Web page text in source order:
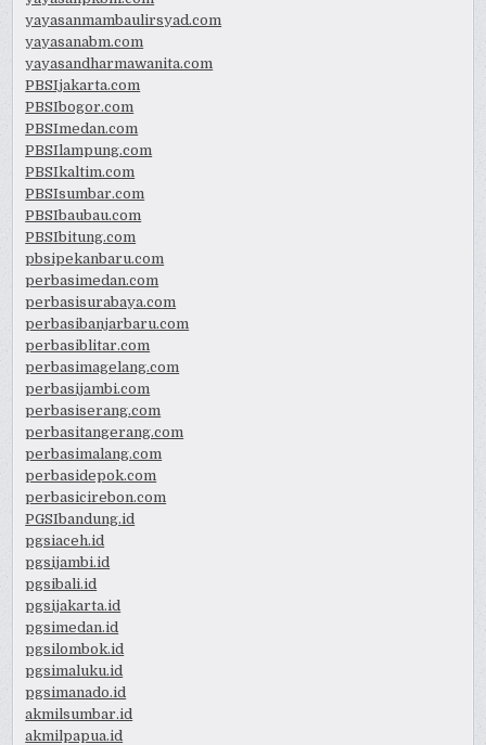
yayasanmambaulirsyad.com
yayasanabm.com
yayasandharmawanita.com
PBSIjakarta.com
PBSIbogor.com
PBSImedan.com
PBSIlampung.com
PBSIkaltim.com
PBSIsumbar.com
PBSIbaubau.com
PBSIbitung.com
pbsipekanbaru.com
perbasimedan.com
perbasisurabaya.com
perbasibanjarbaru.com
perbasiblitar.com
perbasimagelang.com
perbasijambi.com
perbasiserang.com
perbasitangerang.com
perbasimalang.com
perbasidepok.com
perbasicirebon.com
PGSIbandung.id
pgsiaceh.id
pgsijambi.id
pgsibali.id
pgsijakarta.id
pgsimedan.id
pgsilombok.id
pgsimaluku.id
pgsimanado.id
akmilsumbar.id
akmilpapua.id